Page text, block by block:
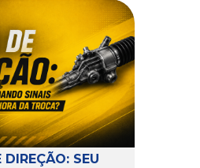
aqui e leia
DIREÇÃO: SEU